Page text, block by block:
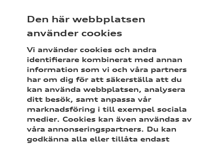
Meny Mina sidor
Bilförsäkring Tilläggsförsäkringar
Förar- och
passagerarolycksfall
Den här webbplatsen
använder cookies
Vi använder cookies och andra
identifierare kombinerat med annan
information som vi och våra partners
har om dig för att säkerställa att du
kan använda webbplatsen, analysera
ditt besök, samt anpassa vår
marknadsföring i till exempel sociala
medier. Cookies kan även användas av
våra annonseringspartners. Du kan
godkänna alla eller tillåta endast